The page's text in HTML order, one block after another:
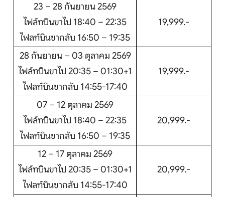
23 – 28 กันยายน 2569
ไฟล์ทบินขาไป 18:40 – 22:35
ไฟลท์บินขากลับ 16:50 – 19:35
19,999.-
28 กันยายน – 03 ตุลาคม 2569
ไฟล์ทบินขาไป 20:35 – 01:30+1
ไฟลท์บินขากลับ 14:55-17:40
19,999.-
07 – 12 ตุลาคม 2569
ไฟล์ทบินขาไป 18:40 – 22:35
ไฟลท์บินขากลับ 16:50 – 19:35
20,999.-
12 – 17 ตุลาคม 2569
ไฟล์ทบินขาไป 20:35 – 01:30+1
ไฟลท์บินขากลับ 14:55-17:40
20,999.-